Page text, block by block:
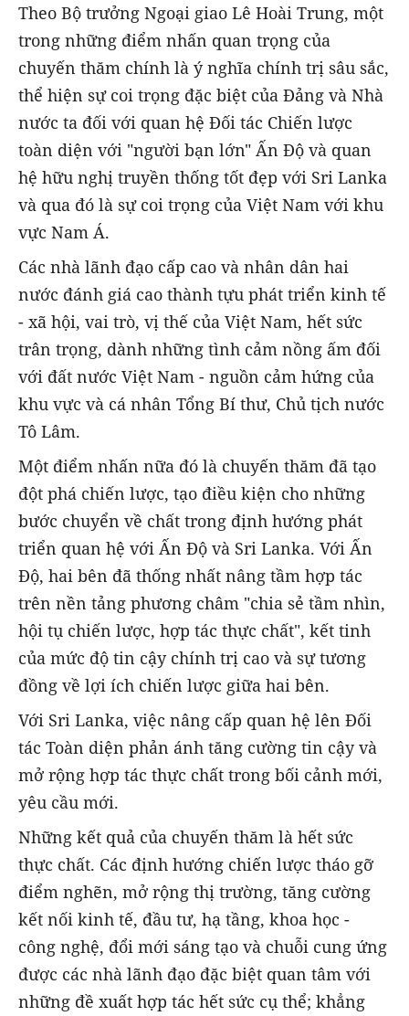
Theo Bộ trưởng Ngoại giao Lê Hoài Trung, một
trong những điểm nhấn quan trọng của
chuyến thăm chính là ý nghĩa chính trị sâu sắc,
thể hiện sự coi trọng đặc biệt của Đảng và Nhà
nước ta đối với quan hệ Đối tác Chiến lược
toàn diện với "người bạn lớn" Ấn Độ và quan
hệ hữu nghị truyền thống tốt đẹp với Sri Lanka
và qua đó là sự coi trọng của Việt Nam với khu
vực Nam Á.
Các nhà lãnh đạo cấp cao và nhân dân hai
nước đánh giá cao thành tựu phát triển kinh tế
- xã hội, vai trò, vị thế của Việt Nam, hết sức
trân trọng, dành những tình cảm nồng ấm đối
với đất nước Việt Nam - nguồn cảm hứng của
khu vực và cá nhân Tổng Bí thư, Chủ tịch nước
Tô Lâm.
Một điểm nhấn nữa đó là chuyến thăm đã tạo
đột phá chiến lược, tạo điều kiện cho những
bước chuyển về chất trong định hướng phát
triển quan hệ với Ấn Độ và Sri Lanka. Với Ấn
Độ, hai bên đã thống nhất nâng tầm hợp tác
trên nền tảng phương châm "chia sẻ tầm nhìn,
hội tụ chiến lược, hợp tác thực chất", kết tinh
của mức độ tin cậy chính trị cao và sự tương
đồng về lợi ích chiến lược giữa hai bên.
Với Sri Lanka, việc nâng cấp quan hệ lên Đối
tác Toàn diện phản ánh tăng cường tin cậy và
mở rộng hợp tác thực chất trong bối cảnh mới,
yêu cầu mới.
Những kết quả của chuyến thăm là hết sức
thực chất. Các định hướng chiến lược tháo gỡ
điểm nghẽn, mở rộng thị trường, tăng cường
kết nối kinh tế, đầu tư, hạ tầng, khoa học -
công nghệ, đổi mới sáng tạo và chuỗi cung ứng
được các nhà lãnh đạo đặc biệt quan tâm với
những đề xuất hợp tác hết sức cụ thể; khẳng